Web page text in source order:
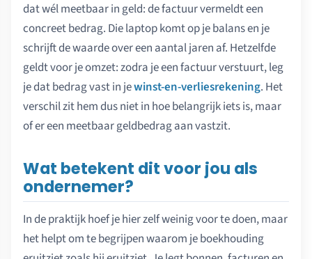
dat wél meetbaar in geld: de factuur vermeldt een
concreet bedrag. Die laptop komt op je balans en je
schrijft de waarde over een aantal jaren af. Hetzelfde
geldt voor je omzet: zodra je een factuur verstuurt, leg
je dat bedrag vast in jewinst-en-verliesrekening. Het
verschil zit hem dus niet in hoe belangrijk iets is, maar
of er een meetbaar geldbedrag aan vastzit.
Wat betekent dit voor jou als
ondernemer?
In de praktijk hoef je hier zelf weinig voor te doen, maar
het helpt om te begrijpen waarom je boekhouding